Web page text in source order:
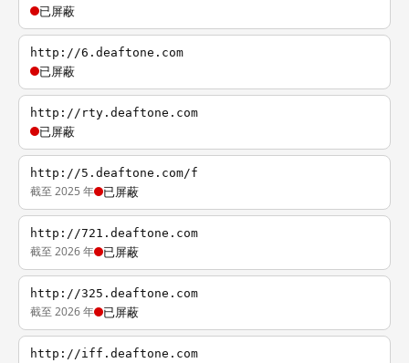
已屏蔽
http://6.deaftone.com
已屏蔽
http://rty.deaftone.com
已屏蔽
http://5.deaftone.com/f
截至 2025 年 已屏蔽
http://721.deaftone.com
截至 2026 年 已屏蔽
http://325.deaftone.com
截至 2026 年 已屏蔽
http://iff.deaftone.com